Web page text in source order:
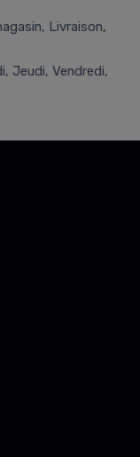
Livraison,
Jeudi, Vendredi,